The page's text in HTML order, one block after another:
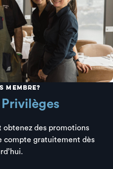
membre?
Privilèges
obtenez des promotions
compte gratuitement dès